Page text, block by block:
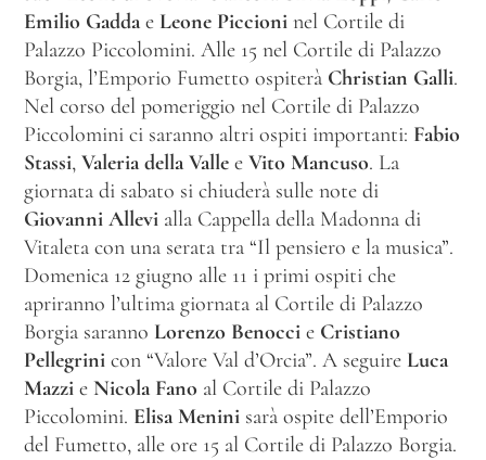
Emilio Gadda e Leone Piccioni nel Cortile di
Palazzo Piccolomini. Alle 15 nel Cortile di Palazzo
Borgia, l’Emporio Fumetto ospiterà Christian Galli.
Nel corso del pomeriggio nel Cortile di Palazzo
Piccolomini ci saranno altri ospiti importanti: Fabio
Stassi, Valeria della Valle e Vito Mancuso. La
giornata di sabato si chiuderà sulle note di
Giovanni Allevi alla Cappella della Madonna di
Vitaleta con una serata tra “Il pensiero e la musica”.
Domenica 12 giugno alle 11 i primi ospiti che
apriranno l’ultima giornata al Cortile di Palazzo
Borgia saranno Lorenzo Benocci e Cristiano
Pellegrini con “Valore Val d’Orcia”. A seguire Luca
Mazzi e Nicola Fano al Cortile di Palazzo
Piccolomini. Elisa Menini sarà ospite dell’Emporio
del Fumetto, alle ore 15 al Cortile di Palazzo Borgia.